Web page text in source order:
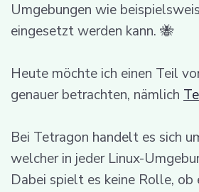
Umgebungen wie
eingesetzt werden kann. 🐝
Heute möchte ich einen Teil
genauer betrachten, nämlich
Bei Tetragon handelt es sich
welcher in jeder Linux-
Dabei spielt es keine Rolle, ob